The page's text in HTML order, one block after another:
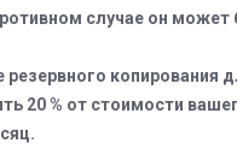
случае он может
резервного копирования
20 % от стоимости